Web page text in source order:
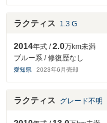
ラクティス 1.3 G
2014年式 /2.0万km未満
ブルー系 / 修復歴なし
愛知県 2023年6 月売却
ラクティス グレード不明